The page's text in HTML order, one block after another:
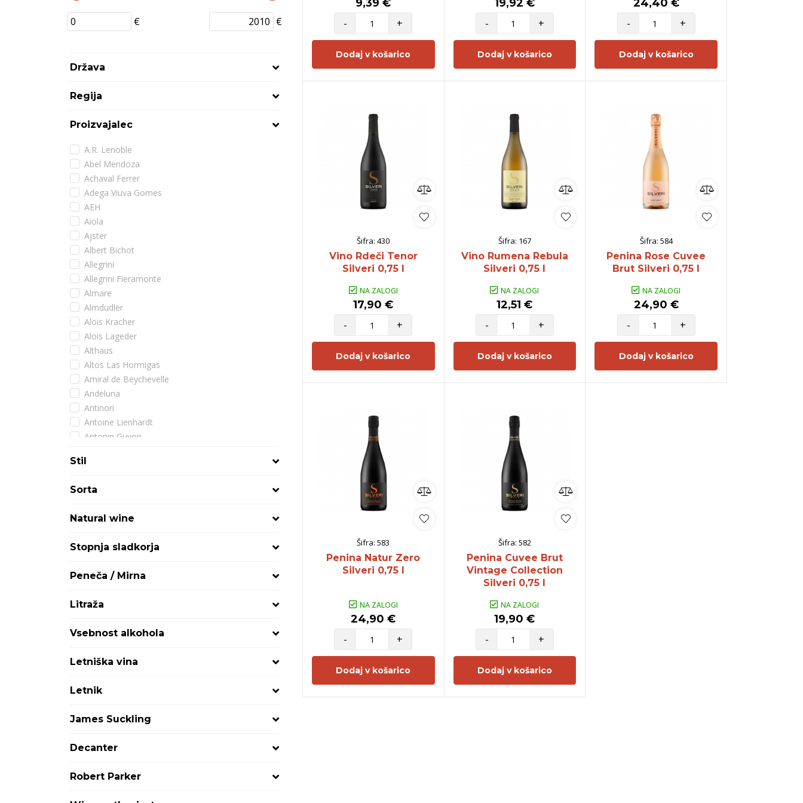
€ €
Država
Regija
Proizvajalec
A.R. Lenoble
Abel Mendoza
Achaval Ferrer
Adega Viuva Gomes
AEH
Aiola
Ajster
Albert Bichot
Allegrini
Allegrini Fieramonte
Almare
Almdudler
Alois Kracher
Alois Lageder
Althaus
Altos Las Hormigas
Amiral de Beychevelle
Andeluna
Antinori
Antoine Lienhardt
Antonin Guyon
Armand de Brignac
Assuli
Atimo
Avignonesi Capannelle
Ayala
Bargylus
Baron Philippe de Rothschild
Barone Ricasoli
Bastian
Bedin
Bellini
Berlucchi
Stil
Sorta
Natural wine
Stopnja sladkorja
Peneča / Mirna
Litraža
Vsebnost alkohola
Letniška vina
Letnik
James Suckling
Decanter
Robert Parker
9,39 €
-
+
Dodaj v košarico
19,92 €
-
+
Dodaj v košarico
24,40 €
-
+
Dodaj v košarico
Šifra:430
Vino Rdeči Tenor
Silveri 0,75 l
NA ZALOGI
17,90 €
-
+
Dodaj v košarico
Šifra: 167
Vino Rumena Rebula
Silveri 0,75 l
NA ZALOGI
12,51 €
-
+
Dodaj v košarico
Šifra: 584
Penina Rose Cuvee
Brut Silveri 0,75 l
NA ZALOGI
24,90 €
-
+
Dodaj v košarico
Šifra:583
Penina Natur Zero
Silveri 0,75 l
NA ZALOGI
24,90 €
-
+
Dodaj v košarico
Šifra: 582
Penina Cuvee Brut
Vintage Collection
Silveri 0,75 l
NA ZALOGI
19,90 €
-
+
Dodaj v košarico